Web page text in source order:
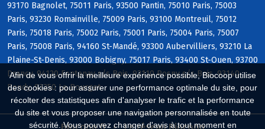
Afin de vous offrir la meilleure expérience possible, Biocoop utilise
des cookies : pour assurer une performance optimale du site, pour
récolter des statistiques afin d'analyser le trafic et la performance
du site et vous proposer une navigation personnalisée en toute
sécurité. Vous pouvez changer d'avis à tout moment en
93170 Bagnolet, 75011 Paris, 93500 Pantin, 75010 Paris, 75003
Paris, 93230 Romainville, 75009 Paris, 93100 Montreuil, 75012
Paris, 75018 Paris, 75002 Paris, 75001 Paris, 75004 Paris, 75007
Paris, 75008 Paris, 94160 St-Mandé, 93300 Aubervilliers, 93210 La
Plaine-St-Denis, 93000 Bobigny, 75017 Paris, 93400 St-Ouen, 93700
Drancy, 94120 Fontenay s/s Bois, 93110 Rosny s/s Bois, 93140
Bondy, 93350 Le Bourget